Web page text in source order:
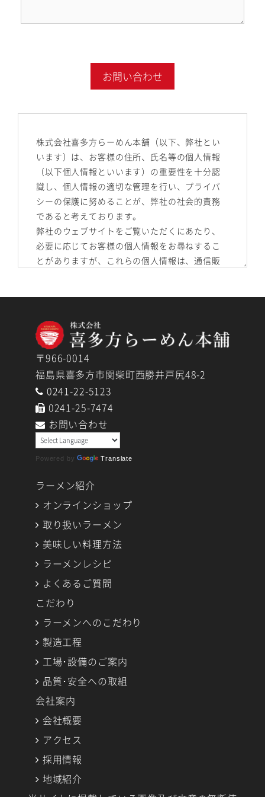
株式会社喜多方らーめん本舗（以下、弊社とい
います）は、お客様の住所、氏名等の個人情報
（以下個人情報といいます）の重要性を十分認
識し、個人情報の適切な管理を行い、プライバ
シーの保護に努めることが、弊社の社会的責務
であると考えております。
弊社のウェブサイトをご覧いただくにあたり、
必要に応じてお客様の個人情報をお尋ねするこ
とがありますが、これらの個人情報は、通信販
ていただきます。
尚、弊社は個人情報を保護するため、以下のプ
ライバシーポリシーに基づき、本サイトの運営
を行ないます。
個人情報とは、本サイトを通じてお客様か
ら提供いただいた氏名・住所・電話番号・
FAX番号・メールアドレス等のお客様個人
を識別できる情報をいいます。
弊社は、個人情報を取り扱うにあたり、管
理責任者を置き、その管理責任者に個人情
報の適切な管理・運営を行わせます。
報を、通信販売における商品発送以外に次
に掲げる目的のために利用することがござ
います。
お申込内容あるいはお届け先のご住所な
ど、お客様に再度お尋ねする必要が生じた
場合
回答する場合
［3］お客様に弊社の商品やサービスをご
案内あるいは提供する場合
はサービスなどに対するご意見をお伺いす
る場合
だいた個人情報を、お客様の同意を得るこ
となく業務委託先（注）以外の第三者に開
示・提供することはありません。
〒966-0014
福島県喜多方市関柴町西勝井戸尻48-2
0241-22-5123
0241-25-7474
お問い合わせ
Powered by Translate
ラーメン紹介
オンラインショップ
取り扱いラーメン
美味しい料理方法
ラーメンレシピ
よくあるご質問
こだわり
ラーメンへのこだわり
製造工程
工場･設備のご案内
品質･安全への取組
会社案内
会社概要
アクセス
採用情報
地域紹介